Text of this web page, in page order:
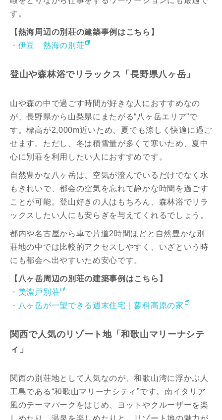
す。
【熱海周辺の別荘の建築事例はこちら】
・伊豆 熱海の別荘
登山や森林浴でリラックス「長野県八ヶ岳」
山や森の中で過ごす時間が好きな人におすすめなの
が、長野県から山梨県にまたがる“八ヶ岳エリア”で
す。標高が2,000m近いため、夏でも涼しく快適に過ご
せます。ただし、冬は積雪量が多くて寒いため、夏中
心に別荘を利用したい人におすすめです。
自然豊かな八ヶ岳は、空気が澄んでいるだけでなく水
もきれいで、都会の空気を忘れて静かな時間を過ごす
ことが可能。登山好きの人はもちろん、森林浴でリラ
ックスしたい人にも安らぎを与えてくれるでしょう。
都内や名古屋から車で片道2時間ほどと自然豊かな別
荘地の中では比較的アクセスしやすく、いざという時
にも都会へ出やすいため安心です。
【八ヶ岳周辺の別荘の建築事例はこちら】
・美濃戸別荘
・八ヶ岳が一望できる週末住宅｜蓼科高原の家
関西で人気のリゾート地「和歌山マリーナシテ
ィ」
関西の別荘地として人気なのが、和歌山湾に浮かぶ人
工島である“和歌山マリーナシティ”です。南イタリア
風のテーマパークをはじめ、ヨットやクルーザーを楽